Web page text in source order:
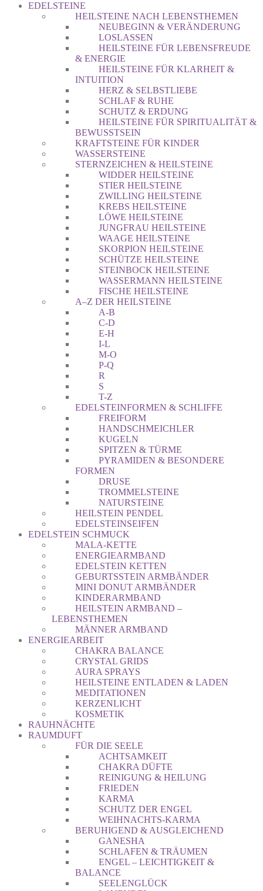
EDELSTEINE
HEILSTEINE NACH LEBENSTHEMEN
NEUBEGINN & VERÄNDERUNG
LOSLASSEN
HEILSTEINE FÜR LEBENSFREUDE
& ENERGIE
HEILSTEINE FÜR KLARHEIT &
INTUITION
HERZ & SELBSTLIEBE
SCHLAF & RUHE
SCHUTZ & ERDUNG
HEILSTEINE FÜR SPIRITUALITÄT &
BEWUSSTSEIN
KRAFTSTEINE FÜR KINDER
WASSERSTEINE
STERNZEICHEN & HEILSTEINE
WIDDER HEILSTEINE
STIER HEILSTEINE
ZWILLING HEILSTEINE
KREBS HEILSTEINE
LÖWE HEILSTEINE
JUNGFRAU HEILSTEINE
WAAGE HEILSTEINE
SKORPION HEILSTEINE
SCHÜTZE HEILSTEINE
STEINBOCK HEILSTEINE
WASSERMANN HEILSTEINE
FISCHE HEILSTEINE
A–Z DER HEILSTEINE
A-B
C-D
E-H
I-L
M-O
P-Q
R
S
T-Z
EDELSTEINFORMEN & SCHLIFFE
FREIFORM
HANDSCHMEICHLER
KUGELN
SPITZEN & TÜRME
PYRAMIDEN & BESONDERE
FORMEN
DRUSE
TROMMELSTEINE
NATURSTEINE
HEILSTEIN PENDEL
EDELSTEINSEIFEN
EDELSTEIN SCHMUCK
MALA-KETTE
ENERGIEARMBAND
EDELSTEIN KETTEN
GEBURTSSTEIN ARMBÄNDER
MINI DONUT ARMBÄNDER
KINDERARMBAND
HEILSTEIN ARMBAND –
LEBENSTHEMEN
MÄNNER ARMBAND
ENERGIEARBEIT
CHAKRA BALANCE
CRYSTAL GRIDS
AURA SPRAYS
HEILSTEINE ENTLADEN & LADEN
MEDITATIONEN
KERZENLICHT
KOSMETIK
RAUHNÄCHTE
RAUMDUFT
FÜR DIE SEELE
ACHTSAMKEIT
CHAKRA DÜFTE
REINIGUNG & HEILUNG
FRIEDEN
KARMA
SCHUTZ DER ENGEL
WEIHNACHTS-KARMA
BERUHIGEND & AUSGLEICHEND
GANESHA
SCHLAFEN & TRÄUMEN
ENGEL – LEICHTIGKEIT &
BALANCE
SEELENGLÜCK